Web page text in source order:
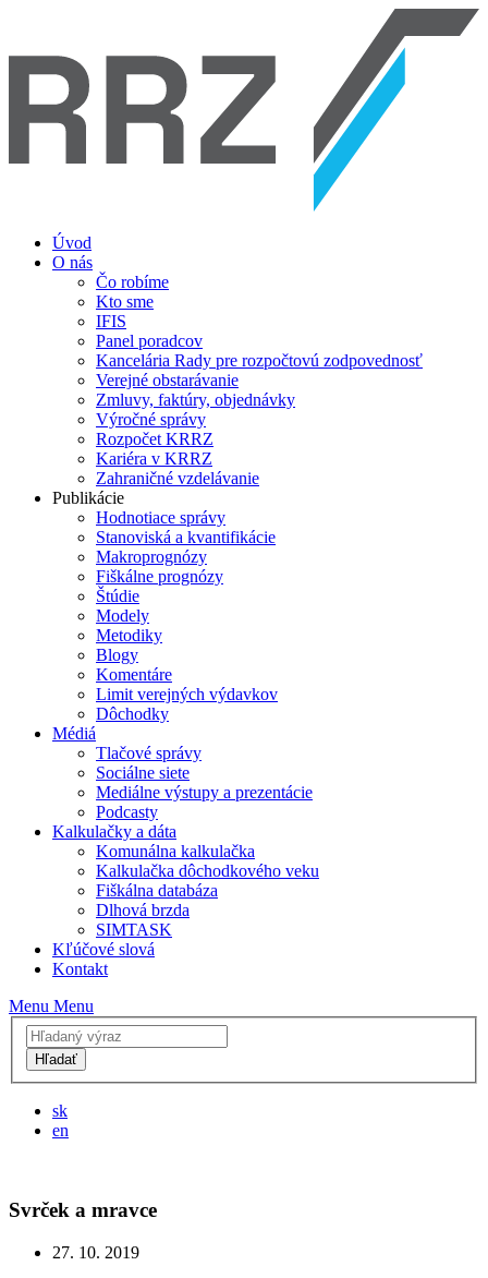
Úvod
O nás
Čo robíme
Kto sme
IFIS
Panel poradcov
Kancelária Rady pre rozpočtovú zodpovednosť
Verejné obstarávanie
Zmluvy, faktúry, objednávky
Výročné správy
Rozpočet KRRZ
Kariéra v KRRZ
Zahraničné vzdelávanie
Publikácie
Hodnotiace správy
Stanoviská a kvantifikácie
Makroprognózy
Fiškálne prognózy
Štúdie
Modely
Metodiky
Blogy
Komentáre
Limit verejných výdavkov
Dôchodky
Médiá
Tlačové správy
Sociálne siete
Mediálne výstupy a prezentácie
Podcasty
Kalkulačky a dáta
Komunálna kalkulačka
Kalkulačka dôchodkového veku
Fiškálna databáza
Dlhová brzda
SIMTASK
Kľúčové slová
Kontakt
Menu Menu
Hľadať
sk
en
Svrček a mravce
27. 10. 2019